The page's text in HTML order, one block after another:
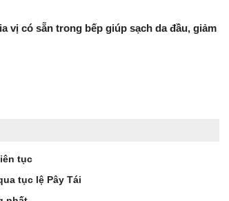
vị có sẵn trong bếp giúp sạch da đầu, giảm
tục
tục lệ Pây Tái